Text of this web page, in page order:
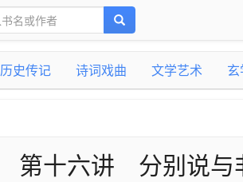
历史传记 诗词戏曲 文学艺术
第十六讲 分别说与